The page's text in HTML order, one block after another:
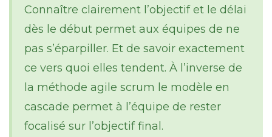
Connaître clairement l’objectif et le délai
dès le début permet aux équipes de ne
pas s’éparpiller. Et de savoir exactement
ce vers quoi elles tendent. À l’inverse de
la méthode agile scrum le modèle en
cascade permet à l’équipe de rester
focalisé sur l’objectif final.